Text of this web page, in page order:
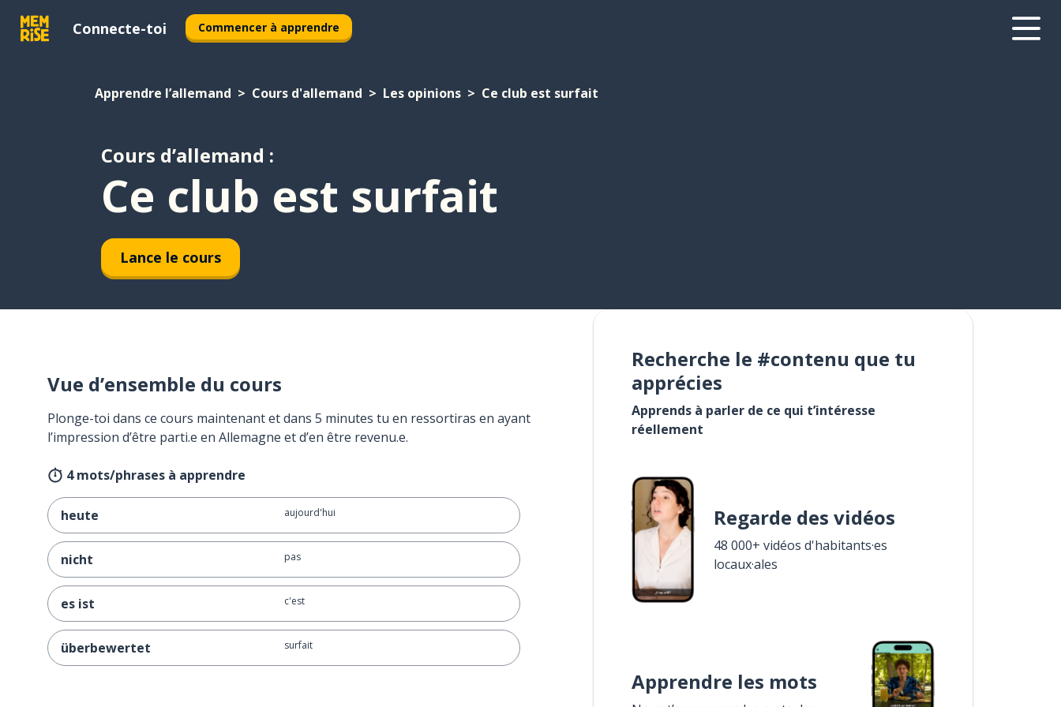
Connecte-toi Commencer à apprendre
Apprendre l’allemand Cours d'allemand Les opinions Ce club est surfait
Cours d’allemand :
Ce club est surfait
Lance le cours
Vue d’ensemble du cours
Plonge-toi dans ce cours maintenant et dans 5 minutes tu en ressortiras en ayant
l’impression d’être parti.e en Allemagne et d’en être revenu.e.
4 mots/phrases à apprendre
heute aujourd'hui
nicht pas
es ist c'est
überbewertet surfait
Recherche le #contenu que tu
apprécies
Apprends à parler de ce qui t’intéresse
réellement
Regarde des vidéos
48 000+ vidéos d'habitants·es
locaux·ales
Apprendre les mots